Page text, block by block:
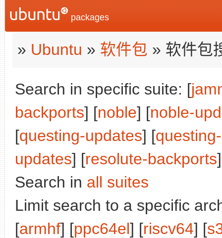
packages
» Ubuntu » 软件包 » 软件包
Search in specific suite: [
backports] [noble] [noble-
[questing-updates] [
updates] [resolute-backports
Search in all suites
Limit search to a specific
[armhf] [ppc64el] [riscv64] [